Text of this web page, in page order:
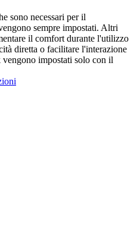
sono necessari per il
sempre impostati. Altri
il comfort durante l'utilizzo
diretta o facilitare l'interazione
impostati solo con il